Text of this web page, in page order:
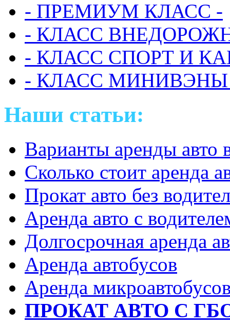
- ПРЕМИУМ КЛАСС -
- КЛАСС
- КЛАСС СПОРТ И
- КЛАСС МИНИВЭНЫ
Наши статьи:
Варианты аренды авто
Сколько стоит аренда
Прокат авто без
Аренда авто с
Долгосрочная аренда
Аренда автобусов
Аренда
ПРОКАТ АВТО С